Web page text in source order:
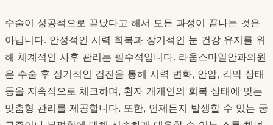
수술이 성공적으로 끝났다고 해서 모든 과정이 끝나는 것은
아닙니다. 안정적인 시력 회복과 장기적인 눈 건강 유지를 위
해 체계적인 사후 관리는 필수적입니다. 라움스마일안과의원
은 수술 후 정기적인 검진을 통해 시력 변화, 안압, 각막 상태
등을 지속적으로 체크하며, 환자 개개인의 회복 상태에 맞는
맞춤형 관리를 제공합니다. 또한, 언제든지 발생할 수 있는 궁